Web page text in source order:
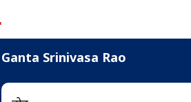
Ganta Srinivasa Rao